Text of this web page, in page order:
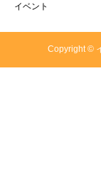
イベント
Copyright ©